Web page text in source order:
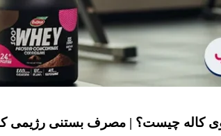
کاله چیست؟ | مصرف بستنی رژیمی